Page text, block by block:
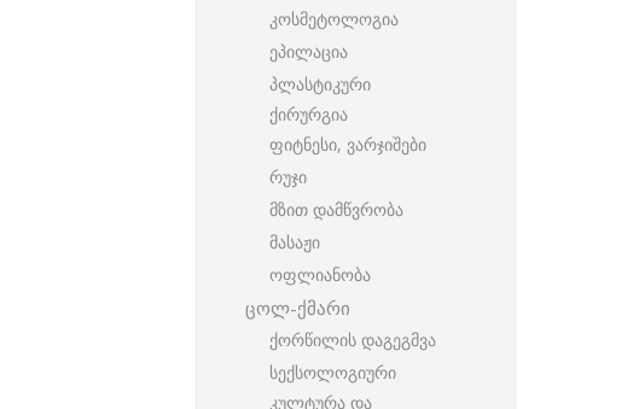
კოსმეტოლოგია
ეპილაცია
პლასტიკური
ქირურგია
ფიტნესი, ვარჯიშები
რუჯი
მზით დამწვრობა
მასაჟი
ოფლიანობა
ცოლ-ქმარი
ქორწილის დაგეგმვა
სექსოლოგიური
კულტურა და